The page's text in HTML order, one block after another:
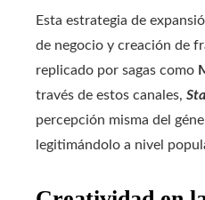
Esta estrategia de
de negocio y creación de
replicado por sagas como
través de estos canales,
percepción misma del
legitimándolo a nivel